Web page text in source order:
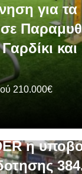
για
210.000€
η